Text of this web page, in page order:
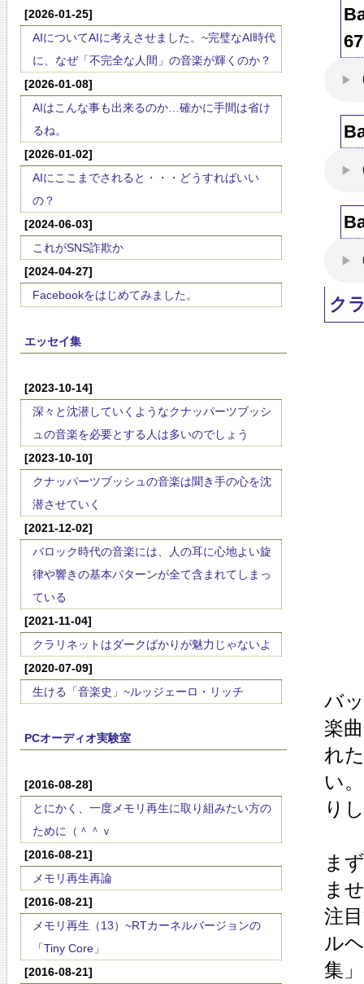
[2026-01-25]
AIについてAIに考えさせました。~完璧なAI時代
に、なぜ「不完全な人間」の音楽が輝くのか？
[2026-01-08]
AIはこんな事も出来るのか…確かに手間は省け
るね。
[2026-01-02]
AIにここまでされると・・・どうすればいい
の？
[2024-06-03]
これがSNS詐欺か
[2024-04-27]
Facebookをはじめてみました。
エッセイ集
[2023-10-14]
深々と沈潜していくようなクナッパーツブッシ
ュの音楽を必要とする人は多いのでしょう
[2023-10-10]
クナッパーツブッシュの音楽は聞き手の心を沈
潜させていく
[2021-12-02]
バロック時代の音楽には、人の耳に心地よい旋
律や響きの基本パターンが全て含まれてしまっ
ている
[2021-11-04]
クラリネットはダークばかりが魅力じゃないよ
[2020-07-09]
生ける「音楽史」~ルッジェーロ・リッチ
PCオーディオ実験室
[2016-08-28]
とにかく、一度メモリ再生に取り組みたい方の
ために（＾＾ｖ
[2016-08-21]
メモリ再生再論
[2016-08-21]
メモリ再生（13）~RTカーネルバージョンの
「Tiny Core」
[2016-08-21]
67
ク
バ
楽
れ
い
り
ま
ま
注
ル
集